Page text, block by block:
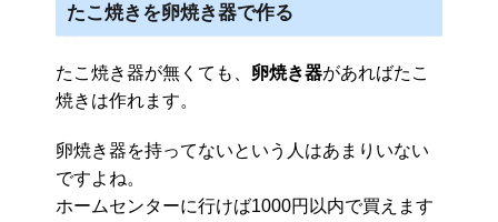
たこ焼きを卵焼き器で作る
たこ焼き器が無くても、 卵焼き器があればたこ
焼きは作れます。
卵焼き器を持ってないという人はあまりいない
ですよね。
ホームセンターに行けば1000円以内で買えます